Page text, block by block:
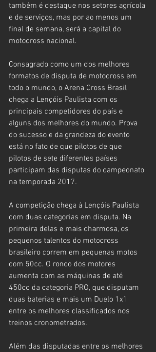
também é destaque nos setores agrícola
e de serviços, mas por ao menos um
final de semana, será a capital do
motocross nacional.
Consagrado como um dos melhores
formatos de disputa de motocross em
todo o mundo, o Arena Cross Brasil
chega a Lençóis Paulista com os
principais competidores do país e
alguns dos melhores do mundo. Prova
do sucesso e da grandeza do evento
está no fato de que pilotos de que
pilotos de sete diferentes países
participam das disputas do campeonato
na temporada 2017.
A competição chega à Lençóis Paulista
com duas categorias em disputa. Na
primeira delas e mais charmosa, os
pequenos talentos do motocross
brasileiro correm em pequenas motos
com 50cc. O ronco dos motores
aumenta com as máquinas de até
450cc da categoria PRO, que disputam
duas baterias e mais um Duelo 1x1
entre os melhores classificados nos
treinos cronometrados.
Além das disputadas entre os melhores